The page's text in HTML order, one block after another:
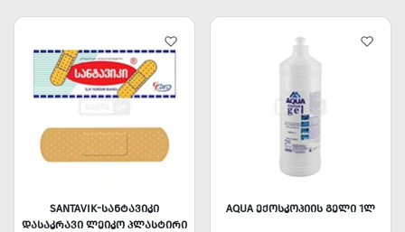
SANTAVIK-ᲡᲐᲜᲢᲐᲕᲘᲙᲘ
ᲓᲐᲡᲐᲙᲠᲐᲕᲘ ᲚᲔᲘᲙᲝ ᲞᲚᲐᲡᲢᲘᲠᲘ
AQUA ᲔᲥᲝᲡᲙᲝᲞᲘᲘᲡ ᲒᲔᲚᲘ 1Ლ